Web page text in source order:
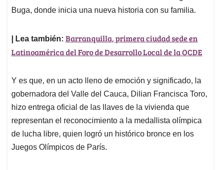
Buga, donde inicia una nueva historia con su familia.
| Lea también: Barranquilla, primera ciudad sede en
Latinoamérica del Foro de Desarrollo Local de la OCDE
Y es que, en un acto lleno de emoción y significado, la
gobernadora del Valle del Cauca, Dilian Francisca Toro,
hizo entrega oficial de las llaves de la vivienda que
representan el reconocimiento a la medallista olímpica
de lucha libre, quien logró un histórico bronce en los
Juegos Olímpicos de París.